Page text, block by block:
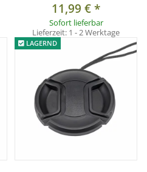
11,99 €*
Sofort lieferbar
Lieferzeit: 1 - 2 Werktage
LAGERND